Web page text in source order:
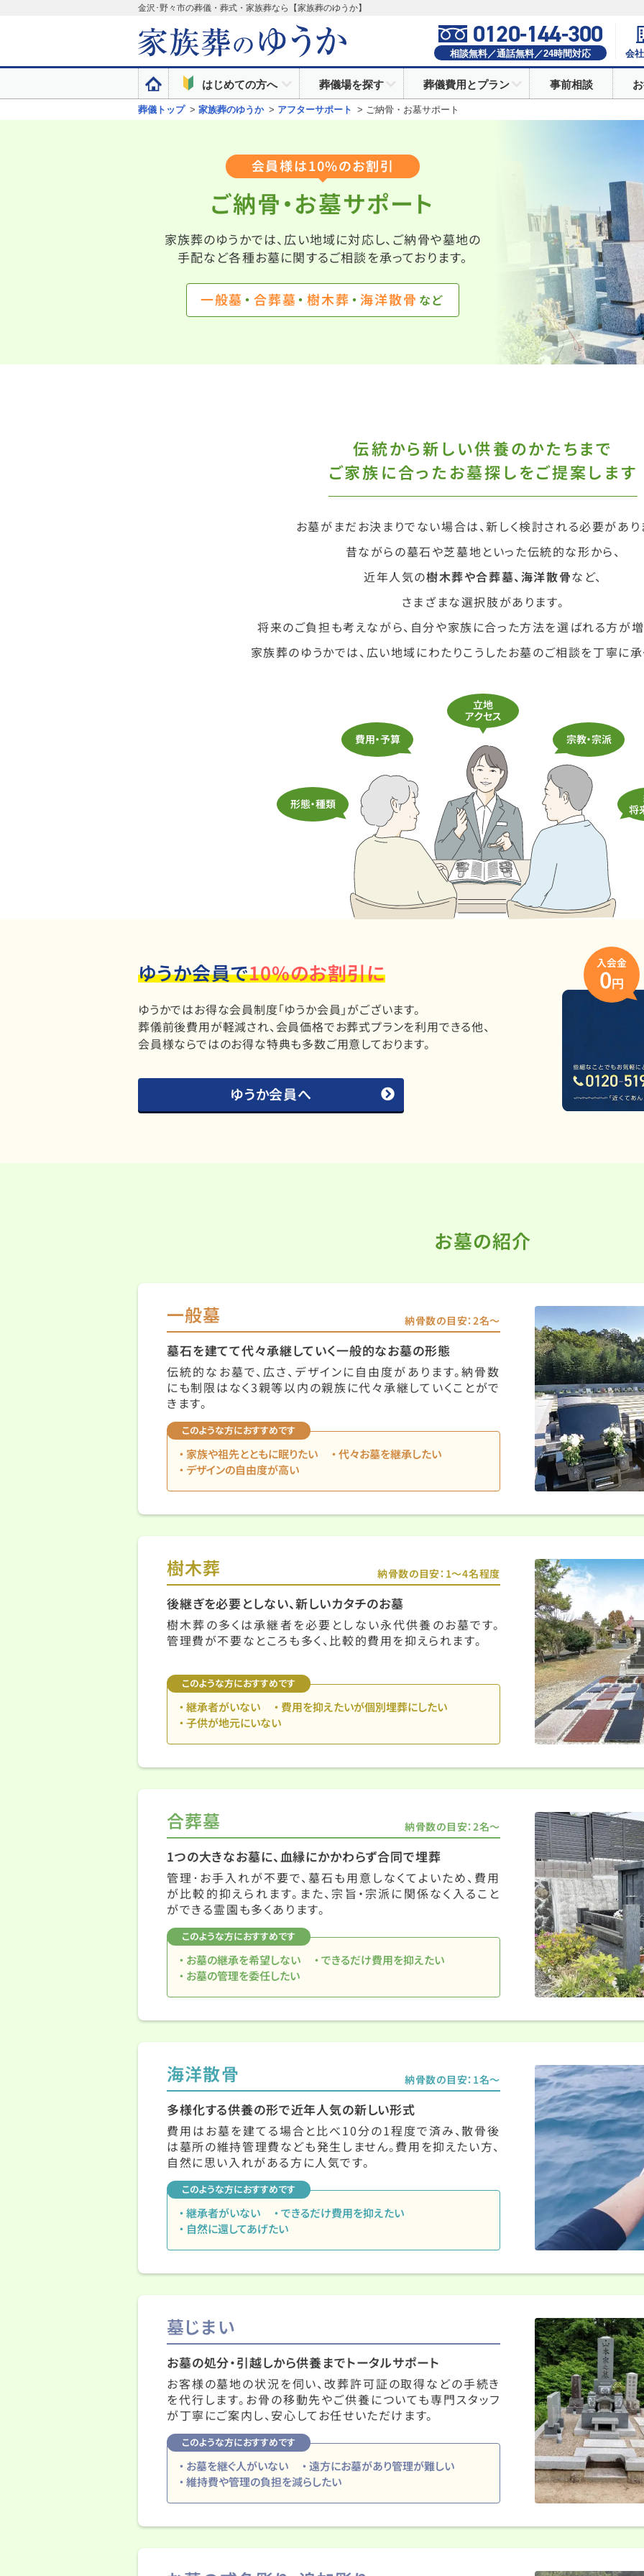
金沢･野々市の葬儀・葬式・家族葬なら【家族葬のゆうか】
0120-144-300
相談無料／通話無料／24時間対応 会
はじめての方へ 葬儀場を探す 葬儀費用とプラン 事前相談
葬儀トップ > 家族葬のゆうか > アフターサポート > ご納骨・お墓サポート
会員様は10%のお割引
ご納骨・お墓サポート
家族葬のゆうかでは、広い地域に対応し、ご納骨や墓地の
手配など各種お墓に関するご相談を承っております。
一般墓 合葬墓 樹木葬 海洋散骨
伝統から新しい供養のかたちまで
ご家族に合ったお墓探しをご提案します
お墓がまだお決まりでない場合は、新しく検討される必要があり
昔ながらの墓石や芝墓地といった伝統的な形から、
近年人気の樹木葬や合葬墓、海洋散骨など、
さまざまな選択肢があります。
将来のご負担も考えながら、自分や家族に合った方法を選ばれる方が増
家族葬のゆうかでは、広い地域にわたりこうしたお墓のご相談を丁寧に承
形態・種類
費用・予算
立地
アクセス
宗教・宗派
将
ゆうか会員で10%のお割引に
ゆうかではお得な会員制度「ゆうか会員」がございます。
葬儀前後費用が軽減され、会員価格でお葬式プランを利用できる他、
会員様ならではのお得な特典も多数ご用意しております。
ゆうか会員へ
入会金
0円
お墓の紹介
一般墓 納骨数の目安：2名〜
墓石を建てて代々承継していく一般的なお墓の形態
伝統的なお墓で、広さ、デザインに自由度があります。納骨数
にも制限はなく3親等以内の親族に代々承継していくことがで
きます。
このような方におすすめです
家族や祖先とともに眠りたい
代々お墓を継承したい
デザインの自由度が高い
樹木葬 納骨数の目安：1〜4名程度
後継ぎを必要としない、新しいカタチのお墓
樹木葬の多くは承継者を必要としない永代供養のお墓です。
管理費が不要なところも多く、比較的費用を抑えられます。
このような方におすすめです
継承者がいない
費用を抑えたいが個別埋葬にしたい
子供が地元にいない
合葬墓 納骨数の目安：2名〜
1つの大きなお墓に、血縁にかかわらず合同で埋葬
管理･お手入れが不要で、墓石も用意しなくてよいため、費用
が比較的抑えられます。また、宗旨・宗派に関係なく入ること
ができる霊園も多くあります。
このような方におすすめです
お墓の継承を希望しない
できるだけ費用を抑えたい
お墓の管理を委任したい
海洋散骨 納骨数の目安：1名〜
多様化する供養の形で近年人気の新しい形式
費用はお墓を建てる場合と比べ10分の1程度で済み、散骨後
は墓所の維持管理費なども発生しません。費用を抑えたい方、
自然に思い入れがある方に人気です。
このような方におすすめです
継承者がいない
できるだけ費用を抑えたい
自然に還してあげたい
墓じまい
お墓の処分・引越しから供養までトータルサポート
お客様の墓地の状況を伺い、改葬許可証の取得などの手続き
を代行します。お骨の移動先やご供養についても専門スタッフ
が丁寧にご案内し、安心してお任せいただけます。
このような方におすすめです
お墓を継ぐ人がいない
遠方にお墓があり管理が難しい
維持費や管理の負担を減らしたい